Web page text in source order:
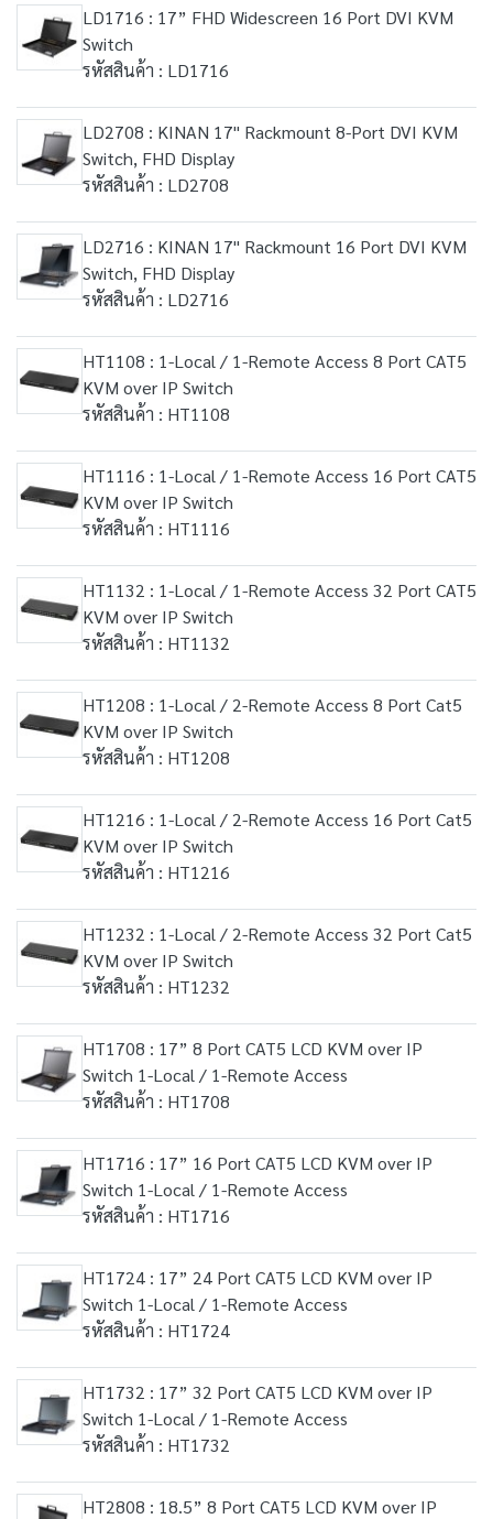
LD1716 : 17” FHD Widescreen 16 Port DVI KVM
Switch
รหัสสินค้า : LD1716
LD2708 : KINAN 17" Rackmount 8-Port DVI KVM
Switch, FHD Display
รหัสสินค้า : LD2708
LD2716 : KINAN 17" Rackmount 16 Port DVI KVM
Switch, FHD Display
รหัสสินค้า : LD2716
HT1108 : 1-Local / 1-Remote Access 8 Port CAT5
KVM over IP Switch
รหัสสินค้า : HT1108
HT1116 : 1-Local / 1-Remote Access 16 Port CAT5
KVM over IP Switch
รหัสสินค้า : HT1116
HT1132 : 1-Local / 1-Remote Access 32 Port CAT5
KVM over IP Switch
รหัสสินค้า : HT1132
HT1208 : 1-Local / 2-Remote Access 8 Port Cat5
KVM over IP Switch
รหัสสินค้า : HT1208
HT1216 : 1-Local / 2-Remote Access 16 Port Cat5
KVM over IP Switch
รหัสสินค้า : HT1216
HT1232 : 1-Local / 2-Remote Access 32 Port Cat5
KVM over IP Switch
รหัสสินค้า : HT1232
HT1708 : 17” 8 Port CAT5 LCD KVM over IP
Switch 1-Local / 1-Remote Access
รหัสสินค้า : HT1708
HT1716 : 17” 16 Port CAT5 LCD KVM over IP
Switch 1-Local / 1-Remote Access
รหัสสินค้า : HT1716
HT1724 : 17” 24 Port CAT5 LCD KVM over IP
Switch 1-Local / 1-Remote Access
รหัสสินค้า : HT1724
HT1732 : 17” 32 Port CAT5 LCD KVM over IP
Switch 1-Local / 1-Remote Access
รหัสสินค้า : HT1732
HT2808 : 18.5” 8 Port CAT5 LCD KVM over IP